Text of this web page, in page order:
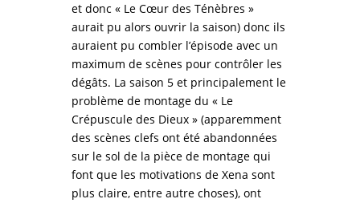
et donc « Le Cœur des Ténèbres »
aurait pu alors ouvrir la saison) donc ils
auraient pu combler l’épisode avec un
maximum de scènes pour contrôler les
dégâts. La saison 5 et principalement le
problème de montage du « Le
Crépuscule des Dieux » (apparemment
des scènes clefs ont été abandonnées
sur le sol de la pièce de montage qui
font que les motivations de Xena sont
plus claire, entre autre choses), ont